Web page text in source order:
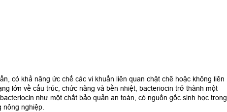
có khả năng ức chế các vi khuẩn liên quan chặt chẽ hoặc không liên
lớn về cấu trúc, chức năng và bền nhiệt, bacteriocin trở thành một
như một chất bảo quản an toàn, có nguồn gốc sinh học trong
nghiệp.